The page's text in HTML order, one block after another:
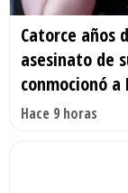
Catorce años
asesinato de
conmocionó a
Hace 9 horas